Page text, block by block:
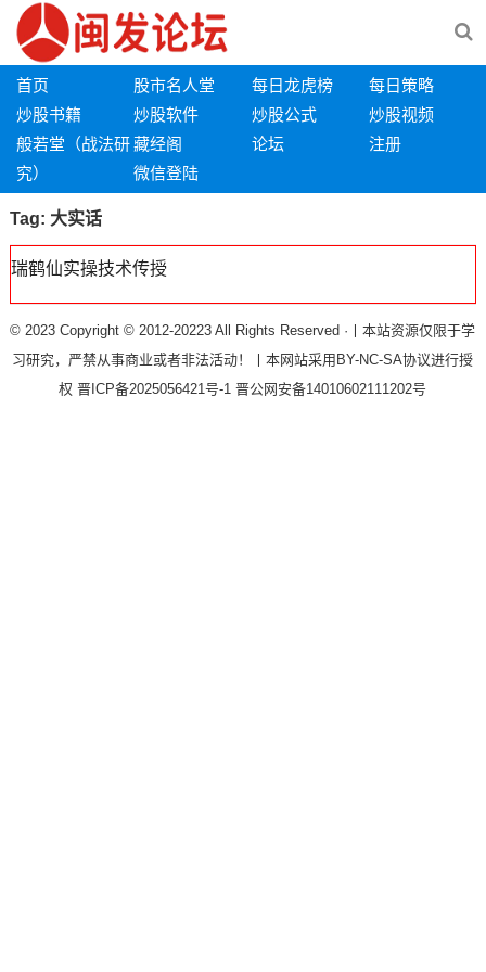
首页 股市名人堂 每日龙虎榜
每日策略
炒股书籍
炒股软件 炒股公式
炒股视频
般若堂（战法研
究）
藏经阁 论坛
注册
微信登陆
Tag: 大实话
瑞鹤仙实操技术传授
© 2023 Copyright © 2012-20223 All Rights Reserved ·丨本站资源仅限于学
习研究，严禁从事商业或者非法活动！丨本网站采用BY-NC-SA协议进行授
权晋ICP备2025056421号-1晋公网安备14010602111202号